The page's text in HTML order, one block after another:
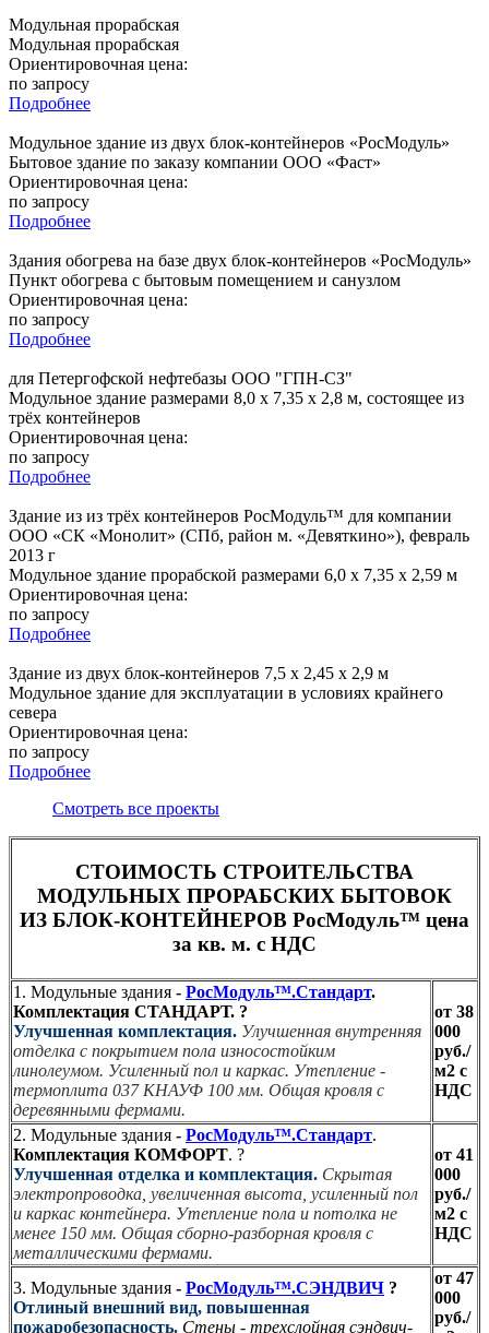
Модульная прорабская
Модульная прорабская
Ориентировочная цена:
по запросу
Подробнее
Модульное здание из двух блок-контейнеров «РосМодуль»
Бытовое здание по заказу компании ООО «Фаст»
Ориентировочная цена:
по запросу
Подробнее
Здания обогрева на базе двух блок-контейнеров «РосМодуль»
Пункт обогрева с бытовым помещением и санузлом
Ориентировочная цена:
по запросу
Подробнее
для Петергофской нефтебазы ООО "ГПН-СЗ"
Модульное здание размерами 8,0 х 7,35 х 2,8 м, состоящее из
трёх контейнеров
Ориентировочная цена:
по запросу
Подробнее
Здание из из трёх контейнеров РосМодуль™ для компании
ООО «СК «Монолит» (СПб, район м. «Девяткино»), февраль
2013 г
Модульное здание прорабской размерами 6,0 х 7,35 х 2,59 м
Ориентировочная цена:
по запросу
Подробнее
Здание из двух блок-контейнеров 7,5 х 2,45 х 2,9 м
Модульное здание для эксплуатации в условиях крайнего
севера
Ориентировочная цена:
по запросу
Подробнее
Смотреть все проекты
СТОИМОСТЬ СТРОИТЕЛЬСТВА
МОДУЛЬНЫХ ПРОРАБСКИХ БЫТОВОК
ИЗ БЛОК-КОНТЕЙНЕРОВ РосМодуль™ цена
за кв. м. с НДС
1. Модульные здания - РосМодуль™.Стандарт.
Комплектация СТАНДАРТ. ?
Улучшенная комплектация. Улучшенная внутренняя
отделка с покрытием пола износостойким
линолеумом. Усиленный пол и каркас. Утепление -
термоплита 037 КНАУФ 100 мм. Общая кровля с
деревянными фермами.
от 38
000
руб./
м2 с
НДС
2. Модульные здания - РосМодуль™.Стандарт.
Комплектация КОМФОРТ. ?
Улучшенная отделка и комплектация. Скрытая
электропроводка, увеличенная высота, усиленный пол
и каркас контейнера. Утепление пола и потолка не
менее 150 мм. Общая сборно-разборная кровля с
металлическими фермами.
от 41
000
руб./
м2 с
НДС
3. Модульные здания - РосМодуль™.СЭНДВИЧ ?
Отлиный внешний вид, повышенная
пожаробезопасность. Стены - трехслойная сэндвич-
от 47
000
руб./